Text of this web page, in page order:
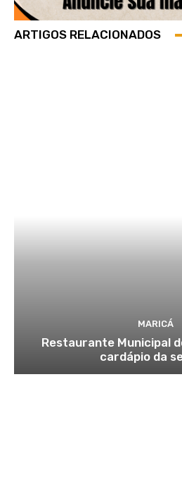
ARTIGOS RELACIONADOS
MARICÁ
Restaurante Municipal
cardápio da